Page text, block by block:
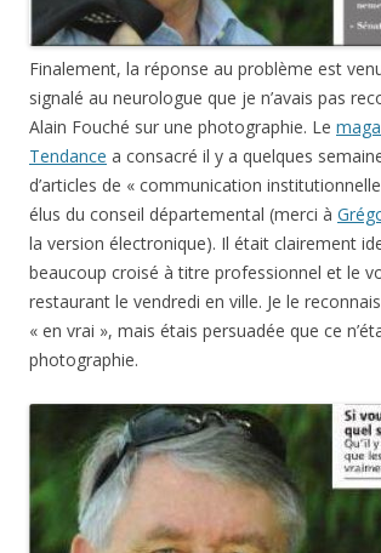
Finalement, la réponse au problème est
signalé au neurologue que je n’avais pas
Alain Fouché sur une photographie. Le
Tendance a consacré il y a quelques
d’articles de « communication
élus du conseil départemental (merci à
la version électronique). Il était clairement
beaucoup croisé à titre professionnel et le
restaurant le vendredi en ville. Je le
« en vrai », mais étais persuadée que ce
photographie.